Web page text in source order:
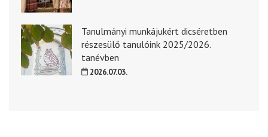
Tanulmányi munkájukért dicséretben
részesülő tanulóink 2025/2026.
tanévben
2026.07.03.